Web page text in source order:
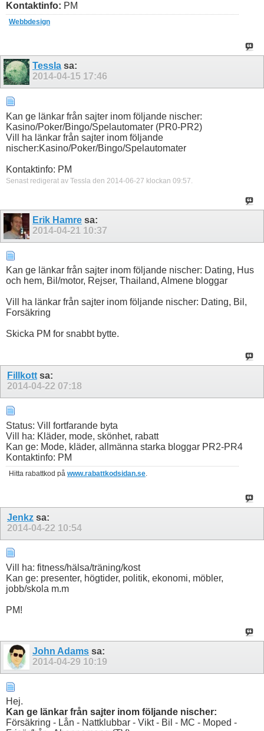
Kontaktinfo: PM
Webbdesign
Tessla sa:
2014-04-15 17:46
Kan ge länkar från sajter inom följande nischer:
Kasino/Poker/Bingo/Spelautomater (PR0-PR2)
Vill ha länkar från sajter inom följande
nischer:Kasino/Poker/Bingo/Spelautomater
Kontaktinfo: PM
Senast redigerat av Tessla den 2014-06-27 klockan 09:57.
Erik Hamre sa:
2014-04-21 10:37
Kan ge länkar från sajter inom följande nischer: Dating, Hus
och hem, Bil/motor, Rejser, Thailand, Almene bloggar
Vill ha länkar från sajter inom följande nischer: Dating, Bil,
Forsäkring
Skicka PM for snabbt bytte.
Fillkott sa:
2014-04-22 07:18
Status: Vill fortfarande byta
Vill ha: Kläder, mode, skönhet, rabatt
Kan ge: Mode, kläder, allmänna starka bloggar PR2-PR4
Kontaktinfo: PM
Hitta rabattkod på www.rabattkodsidan.se.
Jenkz sa:
2014-04-22 10:54
Vill ha: fitness/hälsa/träning/kost
Kan ge: presenter, högtider, politik, ekonomi, möbler,
jobb/skola m.m
PM!
John Adams sa:
2014-04-29 10:19
Hej.
Kan ge länkar från sajter inom följande nischer:
Försäkring - Lån - Nattklubbar - Vikt - Bil - MC - Moped -